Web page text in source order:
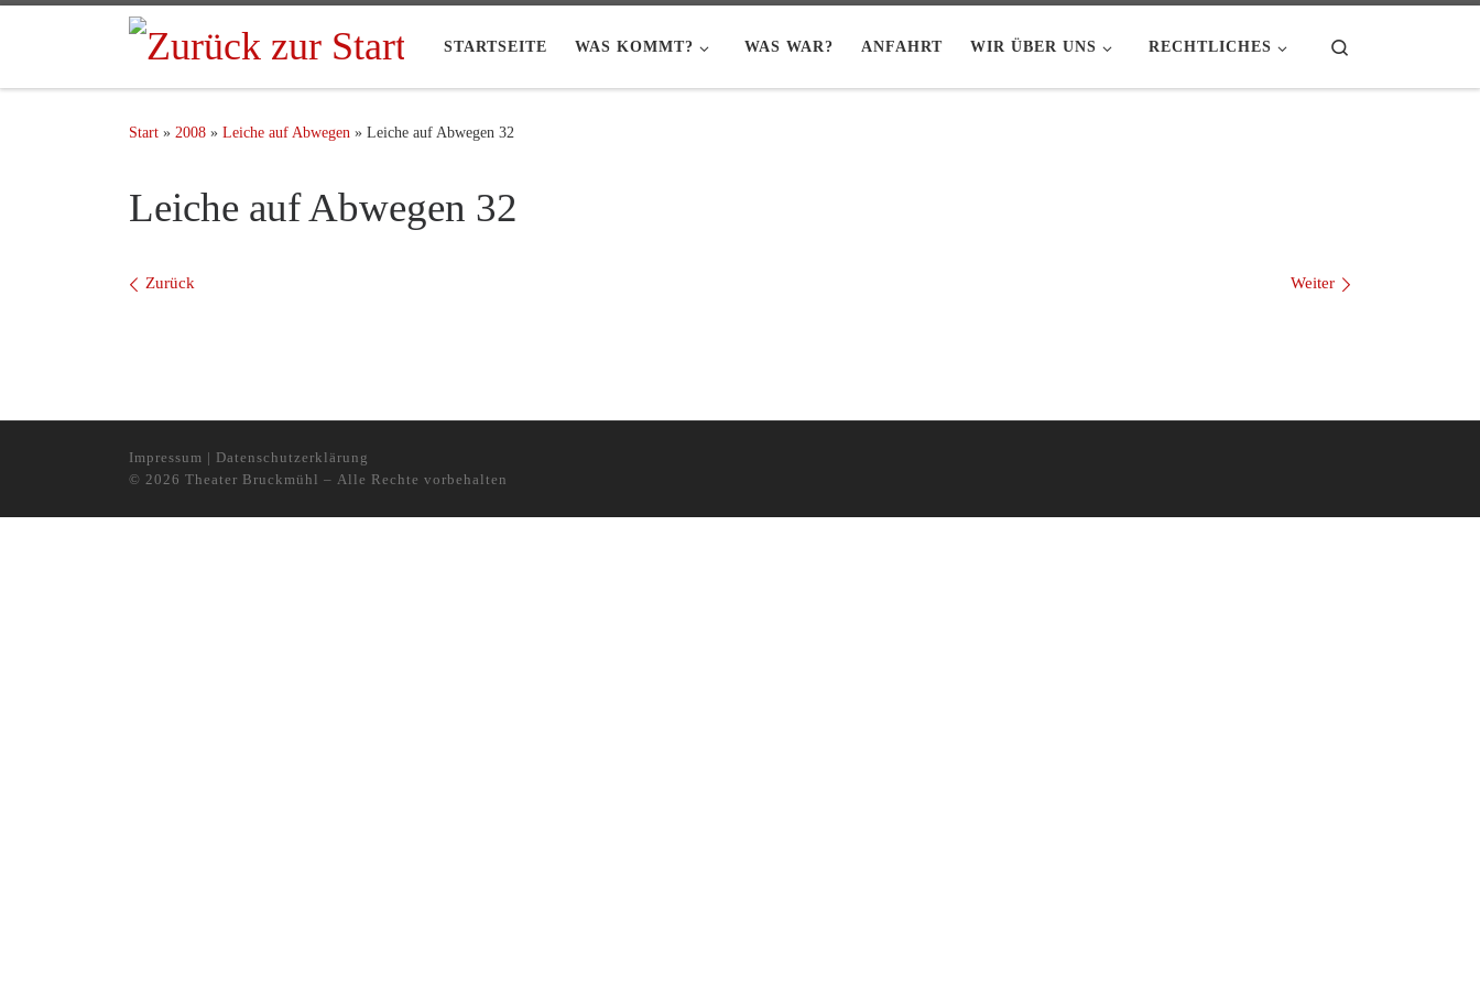
STARTSEITE WAS KOMMT? WAS WAR? ANFAHRT WIR ÜBER UNS RECHTLICHES
Start » 2008 » Leiche auf Abwegen » Leiche auf Abwegen 32
Leiche auf Abwegen 32
Bilder Navigation
Zurück Weiter
Impressum | Datenschutzerklärung
© 2026 Theater Bruckmühl – Alle Rechte vorbehalten